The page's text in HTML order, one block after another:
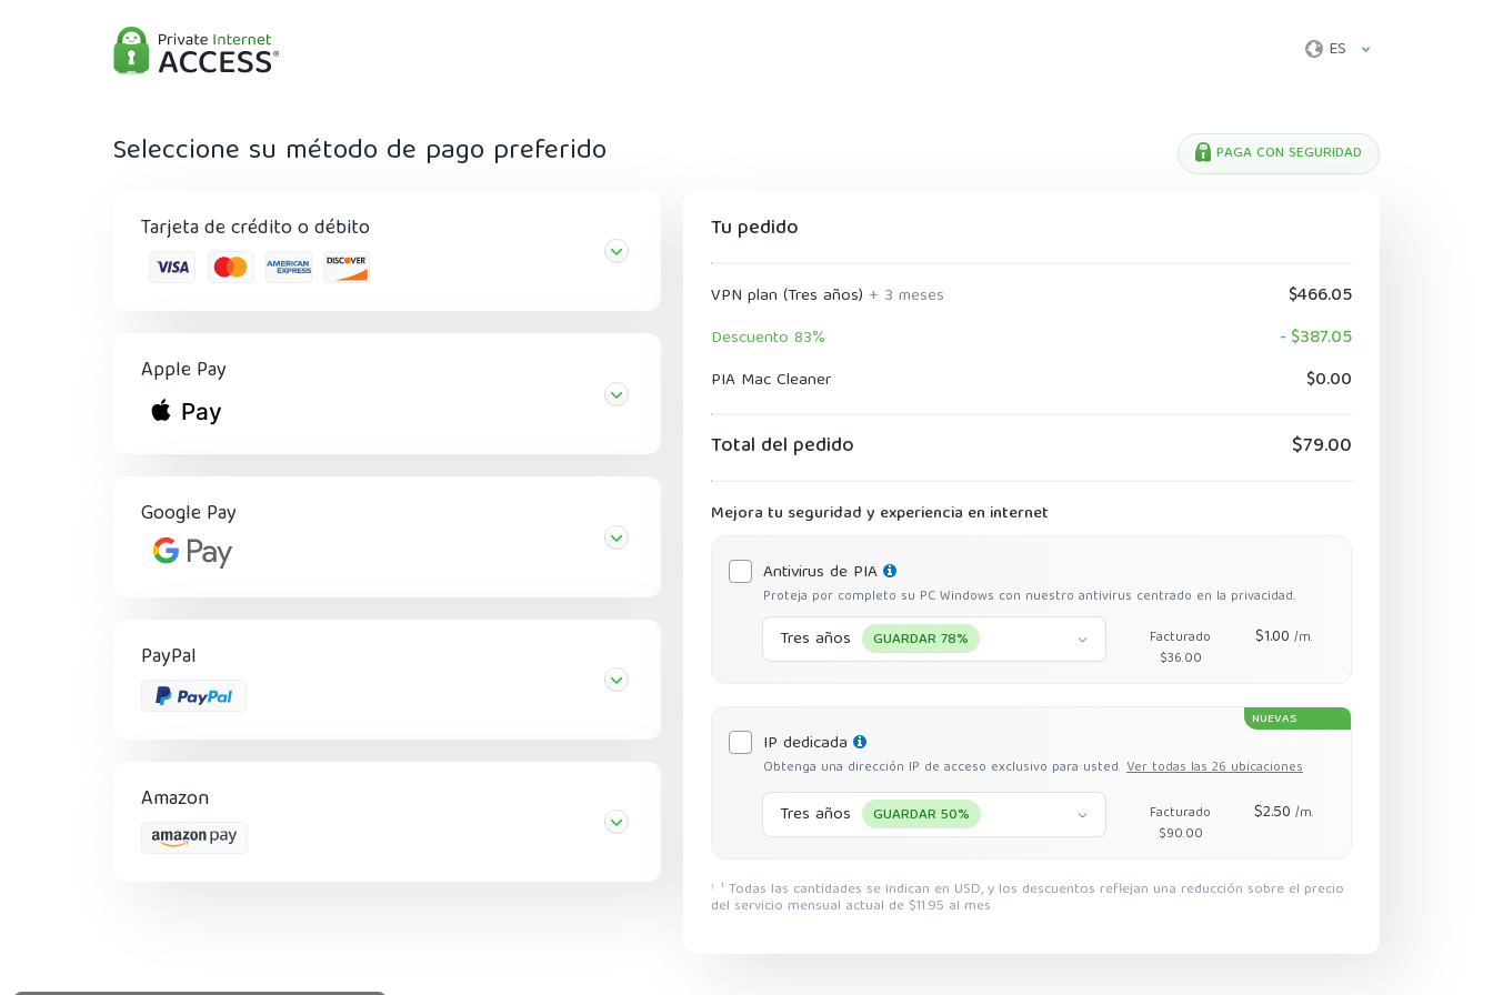
ES
Seleccione su método de pago preferido PAGA CON SEGURIDAD
Tarjeta de crédito o débito
Apple Pay
Google Pay
PayPal
Amazon
Tu pedido
VPN plan (Tres años) + 3 meses $466.05
Descuento 83% - $387.05
PIA Mac Cleaner $0.00
Total del pedido $79.00
Mejora tu seguridad y experiencia en internet
Antivirus de PIA
Proteja por completo su PC Windows con nuestro antivirus centrado en la privacidad.
Tres años GUARDAR 78% $1.00 /m.
Facturado
$36.00
NUEVAS
IP dedicada
Obtenga una dirección IP de acceso exclusivo para usted. Ver todas las 26 ubicaciones
Tres años GUARDAR 50% $2.50 /m.
Facturado
$90.00
1 ¹ Todas las cantidades se indican en USD, y los descuentos reflejan una reducción sobre el precio
del servicio mensual actual de $11.95 al mes